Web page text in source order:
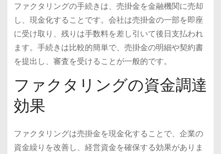
ファクタリングの手続きは、売掛金を金融機関に売却
し、現金化することです。会社は売掛金の一部を即座
に受け取り、残りは手数料を差し引いて後日支払われ
ます。手続きは比較的簡単で、売掛金の明細や契約書
を提出し、審査を受けることが一般的です。
ファクタリングの資金調達
効果
ファクタリングは売掛金を現金化することで、企業の
資金繰りを改善し、経営資金を確保する効果がありま